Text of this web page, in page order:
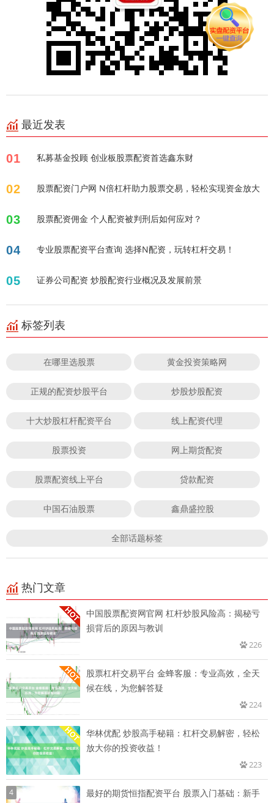
最近发表
01 私募基金投顾 创业板股票配资首选鑫东财
02 股票配资门户网 N倍杠杆助力股票交易，轻松实现资金放大
03 股票配资佣金 个人配资被判刑后如何应对？
04 专业股票配资平台查询 选择N配资，玩转杠杆交易！
05 证券公司配资 炒股配资行业概况及发展前景
标签列表
在哪里选股票 黄金投资策略网
正规的配资炒股平台 炒股炒股配资
十大炒股杠杆配资平台 线上配资代理
股票投资 网上期货配资
股票配资线上平台 贷款配资
中国石油股票 鑫鼎盛控股
全部话题标签
热门文章
中国股票配资网官网 杠杆炒股风险高：揭秘亏
损背后的原因与教训
226
股票杠杆交易平台 金蜂客服：专业高效，全天
候在线，为您解答疑
224
华林优配 炒股高手秘籍：杠杆交易解密，轻松
放大你的投资收益！
223
4
最好的期货恒指配资平台 股票入门基础：新手